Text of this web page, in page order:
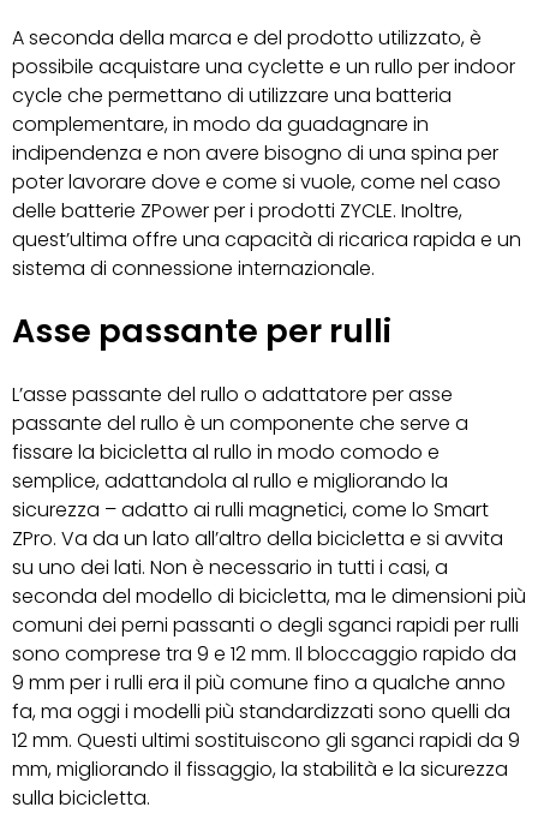
A seconda della marca e del prodotto utilizzato, è
possibile acquistare una cyclette e un rullo per indoor
cycle che permettano di utilizzare una batteria
complementare, in modo da guadagnare in
indipendenza e non avere bisogno di una spina per
poter lavorare dove e come si vuole, come nel caso
delle batterie ZPower per i prodotti ZYCLE. Inoltre,
quest’ultima offre una capacità di ricarica rapida e un
sistema di connessione internazionale.
Asse passante per rulli
L’asse passante del rullo o adattatore per asse
passante del rullo è un componente che serve a
fissare la bicicletta al rullo in modo comodo e
semplice, adattandola al rullo e migliorando la
sicurezza – adatto ai rulli magnetici, come lo Smart
ZPro. Va da un lato all’altro della bicicletta e si avvita
su uno dei lati. Non è necessario in tutti i casi, a
seconda del modello di bicicletta, ma le dimensioni più
comuni dei perni passanti o degli sganci rapidi per rulli
sono comprese tra 9 e 12 mm. Il bloccaggio rapido da
9 mm per i rulli era il più comune fino a qualche anno
fa, ma oggi i modelli più standardizzati sono quelli da
12 mm. Questi ultimi sostituiscono gli sganci rapidi da 9
mm, migliorando il fissaggio, la stabilità e la sicurezza
sulla bicicletta.